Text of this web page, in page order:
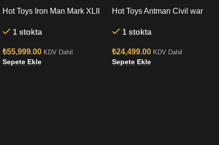
Hot Toys Iron Man Mark XLII
Scale Figure
1 stokta
₺55,999.00 KDV Dahil
Sepete Ekle
Hot Toys Antman Civil war
1 stokta
₺24,499.00 KDV Dahil
Sepete Ekle